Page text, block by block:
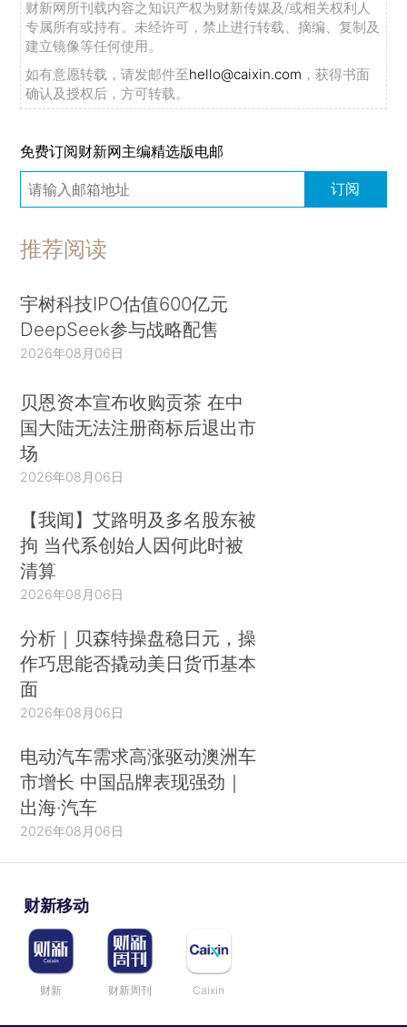
财新网所刊载内容之知识产权为财新传媒及/或相关权利人
专属所有或持有。未经许可，禁止进行转载、摘编、复制及
建立镜像等任何使用。
如有意愿转载，请发邮件至hello@caixin.com ，获得书面
确认及授权后，方可转载。
免费订阅财新网主编精选版电邮
订阅
推荐阅读
宇树科技IPO估值600亿元
DeepSeek参与战略配售
2026年08月06日
贝恩资本宣布收购贡茶 在中
国大陆无法注册商标后退出市
场
2026年08月06日
【我闻】艾路明及多名股东被
拘 当代系创始人因何此时被
清算
2026年08月06日
分析｜贝森特操盘稳日元，操
作巧思能否撬动美日货币基本
面
2026年08月06日
电动汽车需求高涨驱动澳洲车
市增长 中国品牌表现强劲｜
出海·汽车
2026年08月06日
财新移动
财新 财新周刊 Caixin